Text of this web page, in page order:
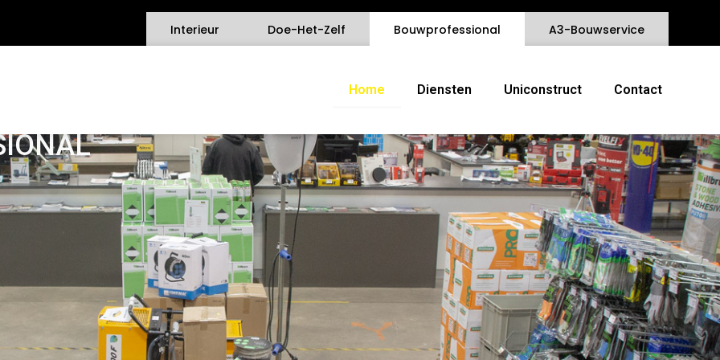
Interieur Doe-Het-Zelf Bouwprofessional A3-Bouwservice
Home Diensten Uniconstruct Contact